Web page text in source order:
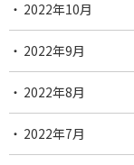
2022年10月
2022年9月
2022年8月
2022年7月